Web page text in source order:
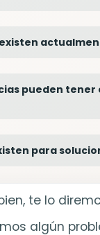
pueden tener
para
te lo
algún